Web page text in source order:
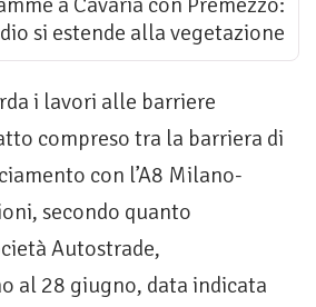
si estende alla vegetazione
i lavori alle barriere
compreso tra la barriera di
con l’A8 Milano-
secondo quanto
Autostrade,
al 28 giugno, data indicata